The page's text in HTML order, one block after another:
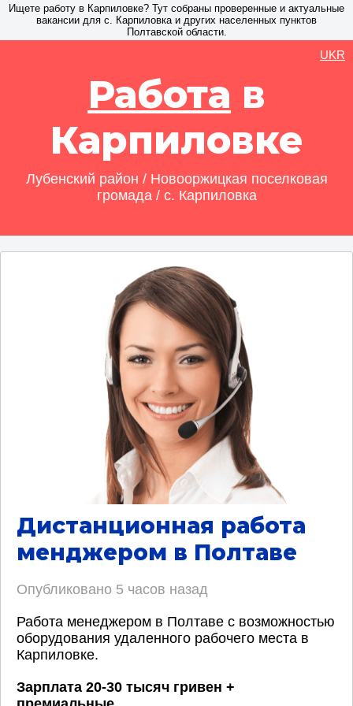
Ищете работу в Карпиловке? Тут собраны проверенные и актуальные
вакансии для с. Карпиловка и других населенных пунктов
Полтавской области.
Работа в
Карпиловке
Лубенский район / Новооржицкая поселковая
громада / с. Карпиловка
UKR
Дистанционная работа
менджером в Полтаве
Опубликовано 5 часов назад
Работа менеджером в Полтаве с возможностью
оборудования удаленного рабочего места в
Карпиловке.
Зарплата 20-30 тысяч гривен +